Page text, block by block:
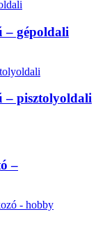
– gépoldali
– pisztolyoldali
–